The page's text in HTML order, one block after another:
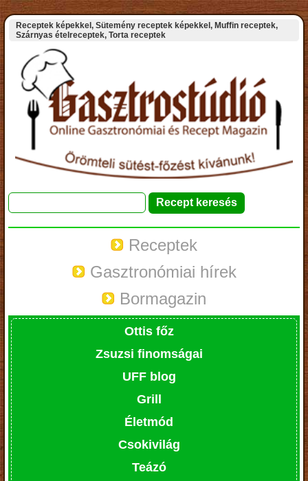
Receptek képekkel, Sütemény receptek képekkel, Muffin receptek,
Szárnyas ételreceptek, Torta receptek
Receptek
Gasztronómiai hírek
Bormagazin
Ottis főz
Zsuzsi finomságai
UFF blog
Grill
Életmód
Csokivilág
Teázó